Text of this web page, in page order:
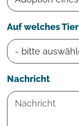
Auf welches
Nachricht